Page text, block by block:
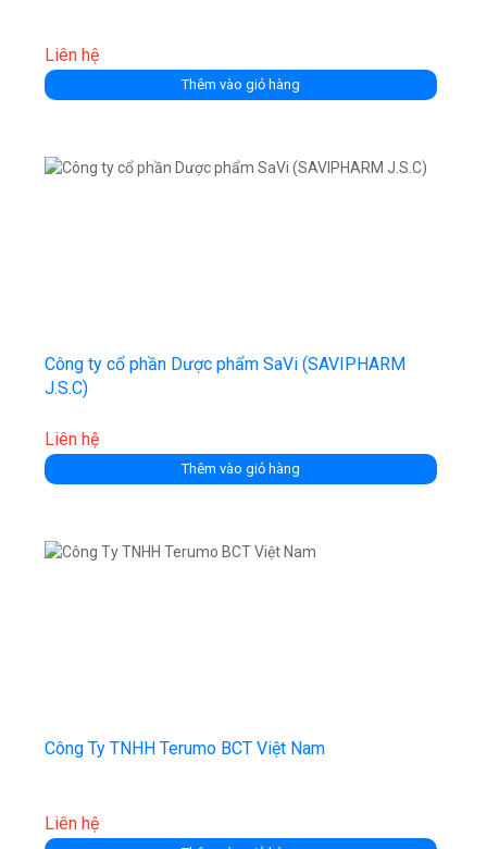
Liên hệ
Thêm vào giỏ hàng
Công ty cổ phần Dược phẩm SaVi (SAVIPHARM
J.S.C)
Liên hệ
Thêm vào giỏ hàng
Công Ty TNHH Terumo BCT Việt Nam
Liên hệ